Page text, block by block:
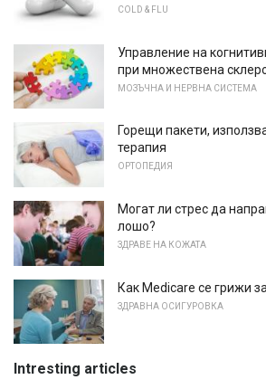
COLD & FLU
Управление на
при множествена
МОЗЪЧНА И НЕРВНА СИСТЕМА
Горещи пакети,
терапия
ОРТОПЕДИЯ
Могат ли стрес да
лошо?
ЗДРАВЕ НА КОЖАТА
Как Medicare се грижи
ЗДРАВНА ОСИГУРОВКА
Intresting articles